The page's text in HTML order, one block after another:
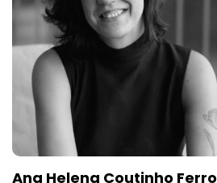
Ana Helena Coutinho Ferro